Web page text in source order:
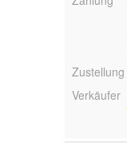
Zustellung
Verkäufer